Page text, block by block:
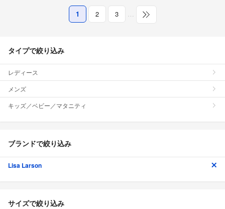
1 2 3 …
タイプで絞り込み
レディース
メンズ
キッズ／ベビー／マタニティ
ブランドで絞り込み
Lisa Larson
サイズで絞り込み